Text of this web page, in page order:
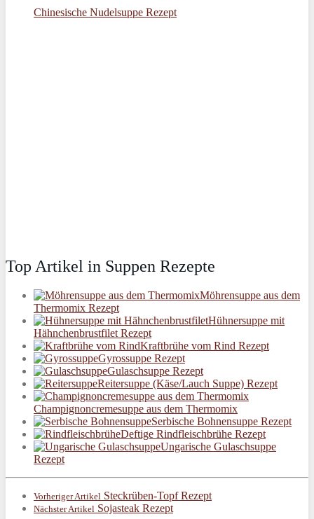
Chinesische Nudelsuppe Rezept
Top Artikel in Suppen Rezepte
Möhrensuppe aus dem
Thermomix Rezept
Hühnersuppe mit
Hähnchenbrustfilet Rezept
Kraftbrühe vom Rind Rezept
Gyrossuppe Rezept
Gulaschsuppe Rezept
Reitersuppe (Käse/Lauch Suppe) Rezept
Champignoncremesuppe aus dem Thermomix
Serbische Bohnensuppe Rezept
Deftige Rindfleischbrühe Rezept
Ungarische Gulaschsuppe
Rezept
Vorheriger Artikel Steckrüben-Topf Rezept
Nächster Artikel Sojasteak Rezept